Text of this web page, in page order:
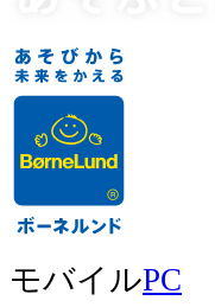
モバイルPC